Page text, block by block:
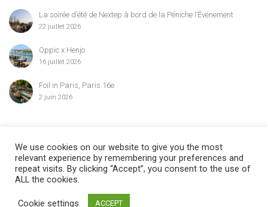
La soirée d’été de Nextep à bord de la Péniche l’Événement
22 juillet 2026
Oppic x Henjo
16 juillet 2026
Foil in Paris, Paris 16e
2 juin 2026
©2024 Le Site des Péniches,privatisation, location et réservation des
We use cookies on our website to give you the most
relevant experience by remembering your preferences and
repeat visits. By clicking “Accept”, you consent to the use of
ALL the cookies.
Cookie settings ACCEPT